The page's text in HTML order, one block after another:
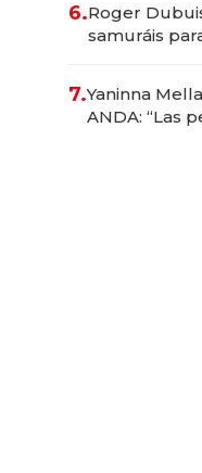
6.Roger
samuráis
7.Yaninna
ANDA: “Las